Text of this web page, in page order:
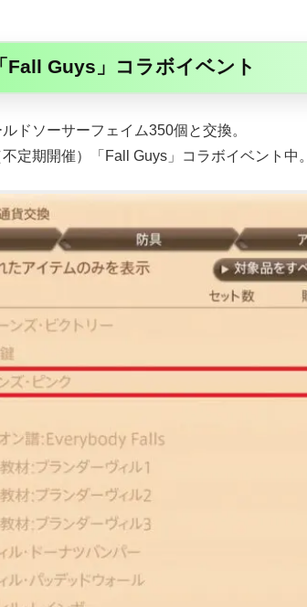
Fall Guys」コラボイベント
ドソーサーフェイム350個と交換。
定期開催）「Fall Guys」コラボイベント中。